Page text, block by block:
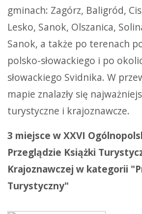
gminach: Zagórz, Baligród,
Lesko, Sanok, Olszanica,
Sanok, a także po terenach
polsko-słowackiego i po
słowackiego Svidnika. W
mapie znalazły się
turystyczne i krajoznawcze.
3 miejsce w XXVI
Przeglądzie Książki
Krajoznawczej w kategorii
Turystyczny"